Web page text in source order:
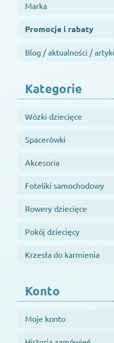
Marka
Promocje i rabaty
Blog / aktualności /
Kategorie
Wózki dziecięce
Spacerówki
Akcesoria
Foteliki samochodowy
Rowery dziecięce
Pokój dziecięcy
Krzesła do karmienia
Konto
Moje konto